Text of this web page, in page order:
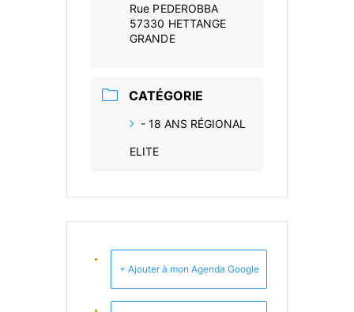
Rue PEDEROBBA
57330 HETTANGE
GRANDE
CATÉGORIE
- 18 ANS RÉGIONAL
ELITE
+ Ajouter à mon Agenda Google